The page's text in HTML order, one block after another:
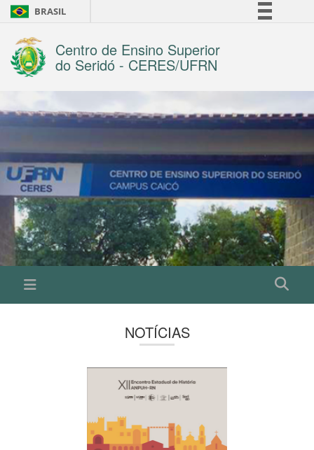
BRASIL
Comunica BR
Legislação
Centro de Ensino Superior
do Seridó - CERES/UFRN
NOTÍCIAS